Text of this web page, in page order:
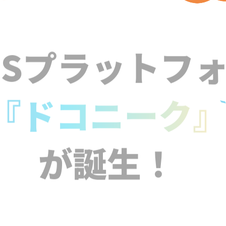
プラットフ
ドコニーク』
が誕生！